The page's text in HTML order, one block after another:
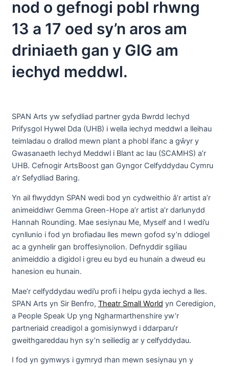
nod o gefnogi pobl rhwng
13 a 17 oed sy’n aros am
driniaeth gan y GIG am
iechyd meddwl.
SPAN Arts yw sefydliad partner gyda Bwrdd Iechyd
Prifysgol Hywel Dda (UHB) i wella iechyd meddwl a lleihau
teimladau o drallod mewn plant a phobl ifanc a gŵyr y
Gwasanaeth Iechyd Meddwl i Blant ac Iau (SCAMHS) a’r
UHB. Cefnogir ArtsBoost gan Gyngor Celfyddydau Cymru
a’r Sefydliad Baring.
Yn ail flwyddyn SPAN wedi bod yn cydweithio â’r artist a’r
animeiddiwr Gemma Green-Hope a’r artist a’r darlunydd
Hannah Rounding. Mae sesiynau Me, Myself and I wedi’u
cynllunio i fod yn brofiadau lles mewn gofod sy’n ddiogel
ac a gynhelir gan broffesiynolion. Defnyddir sgiliau
animeiddio a digidol i greu eu byd eu hunain a dweud eu
hanesion eu hunain.
Mae’r celfyddydau wedi’u profi i helpu gyda iechyd a lles.
SPAN Arts yn Sir Benfro, Theatr Small World yn Ceredigion,
a People Speak Up yng Ngharmarthenshire yw’r
partneriaid creadigol a gomisiynwyd i ddarparu’r
gweithgareddau hyn sy’n seiliedig ar y celfyddydau.
I fod yn gymwys i gymryd rhan mewn sesiynau yn y